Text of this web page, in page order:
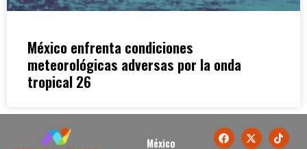
México enfrenta condiciones
meteorológicas adversas por la onda
tropical 26
México